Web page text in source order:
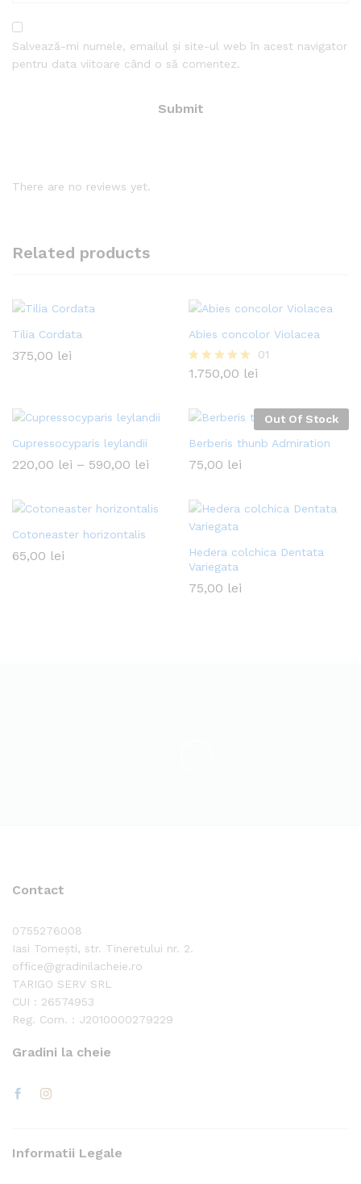
Salvează-mi numele, emailul și site-ul web în acest navigator
pentru data viitoare când o să comentez.
There are no reviews yet.
Related products
Tilia Cordata
375,00 lei
Abies concolor Violacea
Evaluat la
01
1.750,00 lei
Cupressocyparis leylandii
220,00 lei – 590,00 lei Interval
220,00 lei
până
Out Of Stock
Berberis thunb Admiration
75,00 lei
Cotoneaster horizontalis
65,00 lei
Hedera colchica Dentata
Variegata
75,00 lei
Contact
0755276008
Iasi Tomești, str. Tineretului nr. 2.
office@gradinilacheie.ro
TARIGO SERV SRL
CUI : 26574953
Reg. Com. : J2010000279229
Gradini la cheie
Informatii Legale